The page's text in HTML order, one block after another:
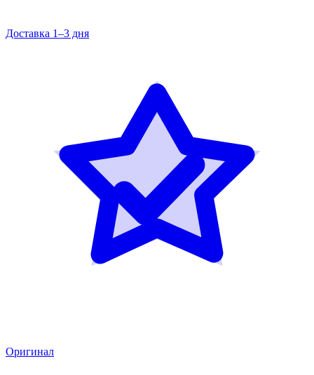
Доставка 1–3 дня
Оригинал